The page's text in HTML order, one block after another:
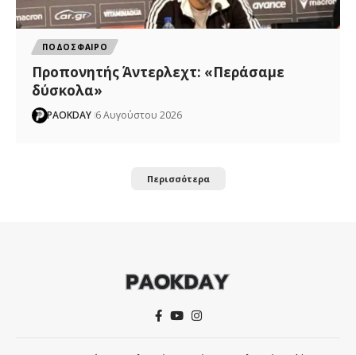
ΠΟΔΟΣΦΑΙΡΟ
Προπονητής Άντερλεχτ: «Περάσαμε
δύσκολα»
PAOKDAY 6 Αυγούστου 2026
Περισσότερα